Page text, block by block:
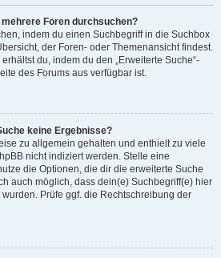
Foren durchsuchen?
indem du einen Suchbegriff in die Suchbox
der Foren- oder Themenansicht findest.
du, indem du den „Erweiterte Suche“-
des Forums aus verfügbar ist.
keine Ergebnisse?
zu allgemein gehalten und enthielt zu viele
nicht indiziert werden. Stelle eine
die Optionen, die dir die erweiterte Suche
auch möglich, dass dein(e) Suchbegriff(e) hier
Prüfe ggf. die Rechtschreibung der